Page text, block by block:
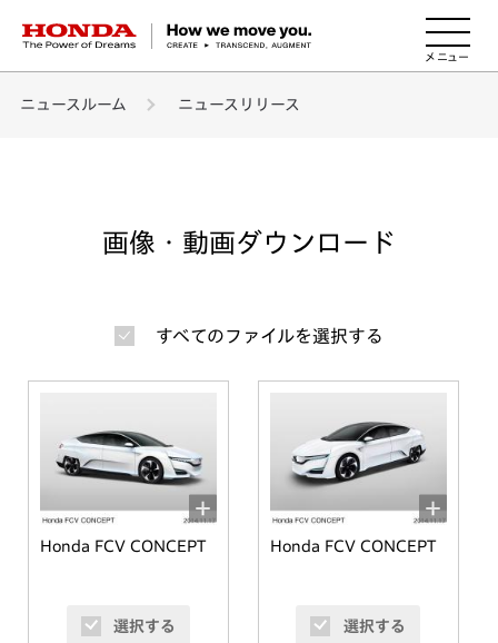
HONDA The Power of Dreams
ニュースルーム ニュースリリース
画像・動画ダウンロード
すべてのファイルを選択する
Honda FCV CONCEPT
選択する
Honda FCV CONCEPT
選択する